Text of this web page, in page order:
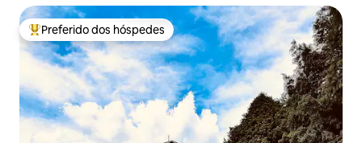
Hanshan Ferry em Puli｜Festival de Lanternas de Nantou
2026/Parque de Balões de Hélio
Entre os melhores preferidos dos hóspedes
Preferido dos hóspedes